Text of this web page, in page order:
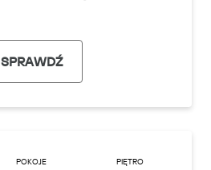
SPRAWDŹ
POKOJE PIĘTRO